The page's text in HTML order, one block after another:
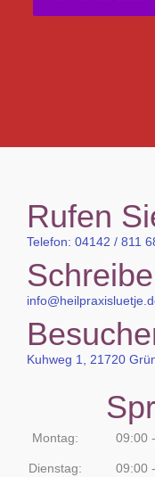
Rufen
Telefon: 04142 / 811
Kuhweg 1, 21720
Montag: 09:00
Dienstag: 09:00